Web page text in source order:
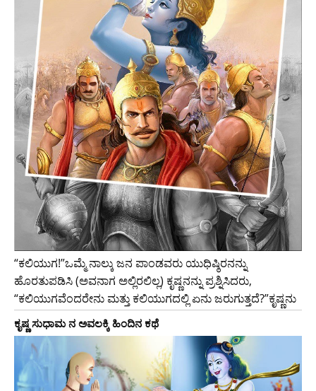
“ಕಲಿಯುಗ!”ಒಮ್ಮೆ ನಾಲ್ಕು ಜನ ಪಾಂಡವರು ಯುಧಿಷ್ಠಿರನನ್ನು
ಹೊರತುಪಡಿಸಿ (ಅವನಾಗ ಅಲ್ಲಿರಲಿಲ್ಲ) ಕೃಷ್ಣನನ್ನು ಪ್ರಶ್ನಿಸಿದರು,
“ಕಲಿಯುಗವೆಂದರೇನು ಮತ್ತು ಕಲಿಯುಗದಲ್ಲಿ ಏನು ಜರುಗುತ್ತದೆ?”ಕೃಷ್ಣನು
ಕೃಷ್ಣ ಸುಧಾಮ ನ ಅವಲಕ್ಕಿ ಹಿಂದಿನ ಕಥೆ